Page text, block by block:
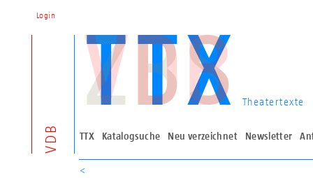
VDB
Theatertexte
TTX Katalogsuche Neu verzeichnet Newsletter
Login
<